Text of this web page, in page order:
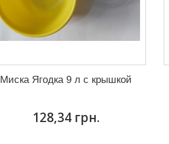
Миска Ягодка 9 л с крышкой
128,34 грн.